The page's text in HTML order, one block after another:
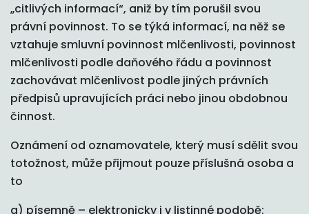
„citlivých informací“, aniž by tím porušil svou
právní povinnost. To se týká informací, na něž se
vztahuje smluvní povinnost mlčenlivosti, povinnost
mlčenlivosti podle daňového řádu a povinnost
zachovávat mlčenlivost podle jiných právních
předpisů upravujících práci nebo jinou obdobnou
činnost.
Oznámení od oznamovatele, který musí sdělit svou
totožnost, může přijmout pouze příslušná osoba a
to
a) písemně – elektronicky i v listinné podobě;